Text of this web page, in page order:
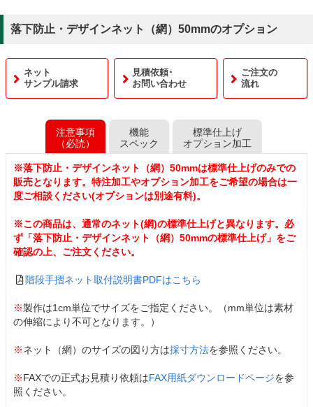
落下防止・デザインネット（網）50mmのオプション
注意事項
（必読）
機能
スペック
標準仕上げ
オプション加工
ネット
サンプル請求
見積依頼･
お問い合わせ
ご注文の
流れ
※落下防止・デザインネット（網）50mmは標準仕上げのみでの
販売となります。特注加工やオプション加工をご希望の場合は一
度ご相談ください(オプションは別途有料)。
※この商品は、通常のネット(網)の標準仕上げと異なります。必
ず「落下防止・デザインネット（網）50mmの標準仕上げ」をご
確認の上、ご注文ください。
階段手摺ネット取付説明書PDFはこちら
※製作は1cm単位でサイズをご指定ください。（mm単位は素材
の伸縮により不可となります。）
※ネット（網）のサイズの図り方は採寸方法を参照ください。
※FAXでの正式お見積り依頼はFAX用紙ダウンロードページを参
照ください。